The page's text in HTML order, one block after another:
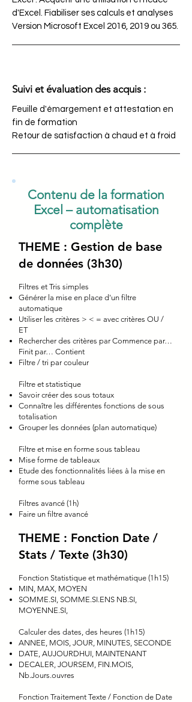
d'Excel. Fiabiliser ses calculs et analyses
Version Microsoft Excel 2016, 2019 ou 365.
Suivi et évaluation des acquis :
Feuille d'émargement et attestation en
fin de formation
Retour de satisfaction à chaud et à froid
Contenu de la formation
Excel – automatisation
complète
THEME : Gestion de base
de données (3h30)
Filtres et Tris simples
Générer la mise en place d'un filtre
automatique
Utiliser les critères > < = avec critères OU /
ET
Rechercher des critères par Commence par…
Finit par… Contient
Filtre / tri par couleur
Filtre et statistique
Savoir créer des sous totaux
Connaître les différentes fonctions de sous
totalisation
Grouper les données (plan automatique)
Filtre et mise en forme sous tableau
Mise forme de tableaux
Etude des fonctionnalités liées à la mise en
forme sous tableau
Filtres avancé (1h)
Faire un filtre avancé
THEME : Fonction Date /
Stats / Texte (3h30)
Fonction Statistique et mathématique (1h15)
MIN, MAX, MOYEN
SOMME.SI, SOMME.SI.ENS NB.SI,
MOYENNE.SI,
Calculer des dates, des heures (1h15)
ANNEE, MOIS, JOUR, MINUTES, SECONDE
DATE, AUJOURDHUI, MAINTENANT
DECALER, JOURSEM, FIN.MOIS,
Nb.Jours.ouvres
Fonction Traitement Texte / Fonction de Date